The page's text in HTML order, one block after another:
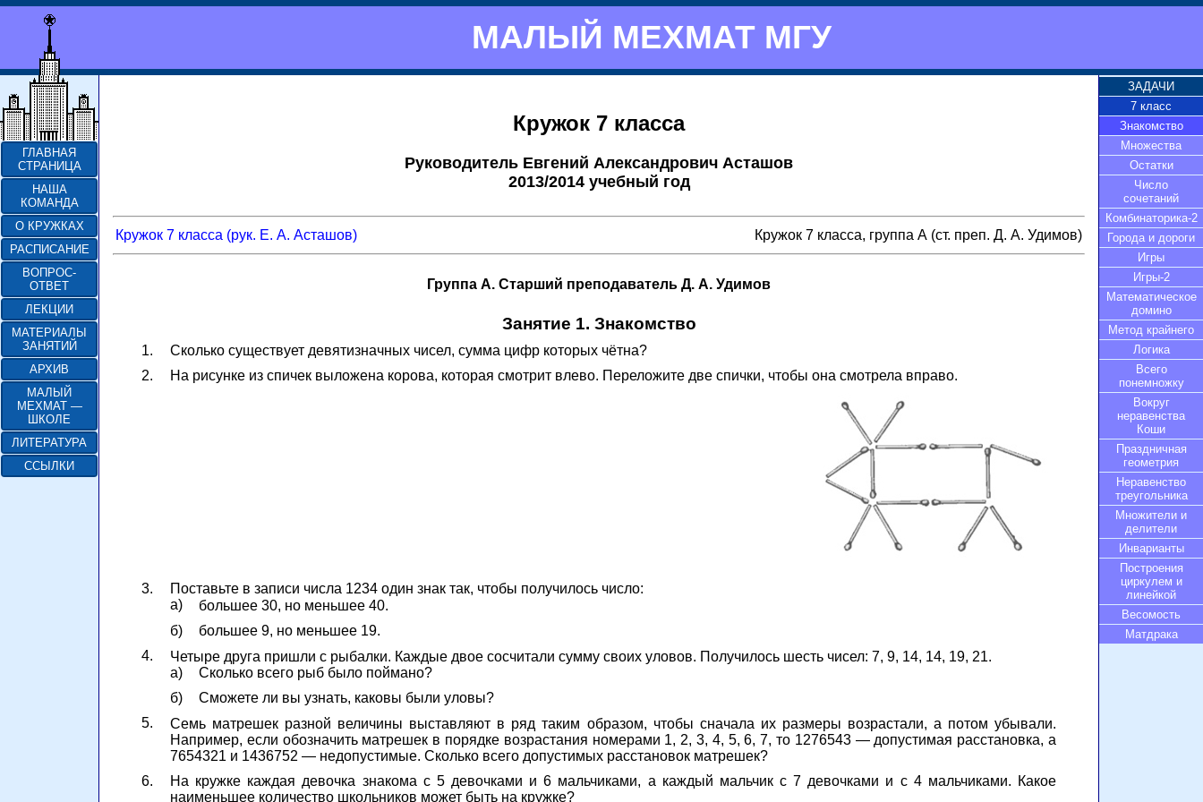
МАЛЫЙ МЕХМАТ МГУ
ГЛАВНАЯ
СТРАНИЦА
НАША
КОМАНДА
О КРУЖКАХ
РАСПИСАНИЕ
ВОПРОС-
ОТВЕТ
ЛЕКЦИИ
МАТЕРИАЛЫ
ЗАНЯТИЙ
АРХИВ
МАЛЫЙ
МЕХМАТ —
ШКОЛЕ
ЛИТЕРАТУРА
ССЫЛКИ
Кружок 7 класса
Руководитель Евгений Александрович Асташов
2013/2014 учебный год
Кружок 7 класса (рук. Е. А. Асташов) Кружок 7 класса, группа А (ст. преп. Д. А. Удимов)
Группа А. Старший преподаватель Д. А. Удимов
Занятие 1. Знакомство
1.
Сколько существует девятизначных чисел, сумма цифр которых чётна?
2.
На рисунке из спичек выложена корова, которая смотрит влево. Переложите две спички, чтобы она смотрела вправо.
3.
Поставьте в записи числа 1234 один знак так, чтобы получилось число:
а)
большее 30, но меньшее 40.
б)
большее 9, но меньшее 19.
4.
Четыре друга пришли с рыбалки. Каждые двое сосчитали сумму своих уловов. Получилось шесть чисел: 7, 9, 14, 14, 19, 21.
а)
Сколько всего рыб было поймано?
б)
Сможете ли вы узнать, каковы были уловы?
5.
Семь матрешек разной величины выставляют в ряд таким образом, чтобы сначала их размеры возрастали, а потом убывали.
Например, если обозначить матрешек в порядке возрастания номерами 1, 2, 3, 4, 5, 6, 7, то 1276543 — допустимая расстановка, а
7654321 и 1436752 — недопустимые. Сколько всего допустимых расстановок матрешек?
6.
На кружке каждая девочка знакома с 5 девочками и 6 мальчиками, а каждый мальчик с 7 девочками и с 4 мальчиками. Какое
наименьшее количество школьников может быть на кружке?
ЗАДАЧИ
7 класс
Знакомство
Множества
Остатки
Число
сочетаний
Комбинаторика-2
Города и дороги
Игры
Игры-2
Математическое
домино
Метод крайнего
Логика
Всего
понемножку
Вокруг
неравенства
Коши
Праздничная
геометрия
Неравенство
треугольника
Множители и
делители
Инварианты
Построения
циркулем и
линейкой
Весомость
Матдрака